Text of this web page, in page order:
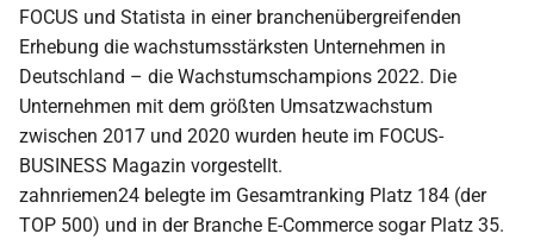
FOCUS und Statista in einer branchenübergreifenden
Erhebung die wachstumsstärksten Unternehmen in
Deutschland – die Wachstumschampions 2022. Die
Unternehmen mit dem größten Umsatzwachstum
zwischen 2017 und 2020 wurden heute im FOCUS-
BUSINESS Magazin vorgestellt.
zahnriemen24 belegte im Gesamtranking Platz 184 (der
TOP 500) und in der Branche E-Commerce sogar Platz 35.